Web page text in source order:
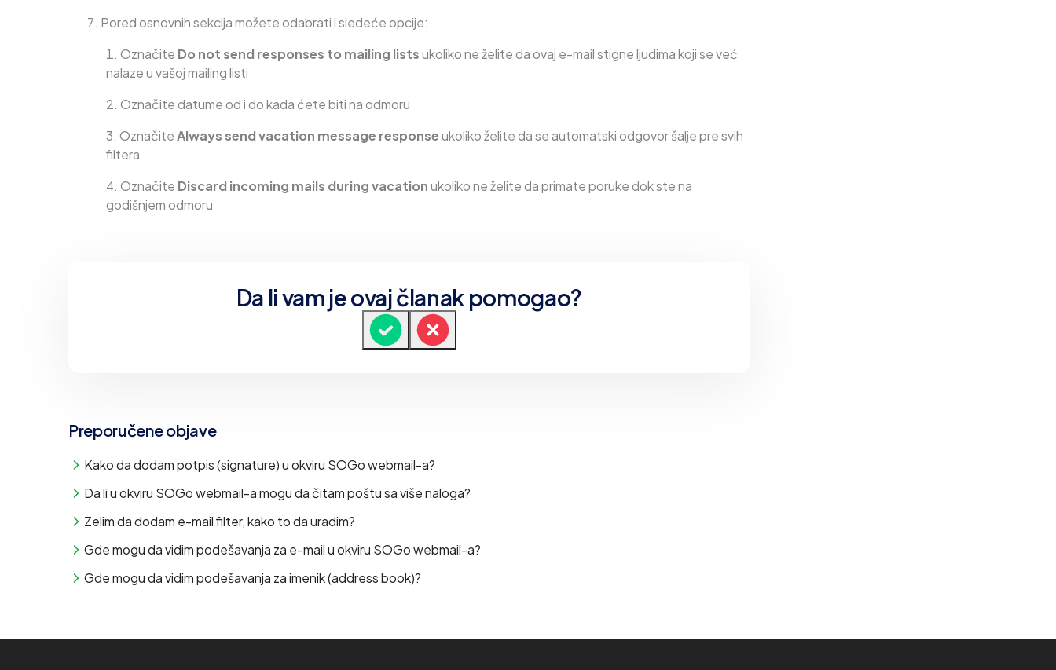
Pored osnovnih sekcija možete odabrati i sledeće opcije:
Označite Do not send responses to mailing listsukoliko ne želite da ovaj e-mail stigne ljudima koji se već
nalaze u vašoj mailing listi
Označite datume od i do kada ćete biti na odmoru
OznačiteAlways send vacation message responseukoliko želite da se automatski odgovor šalje pre svih
filtera
Označite Discard incoming mails during vacationukoliko ne želite da primate poruke dok ste na
godišnjem odmoru
Da li vam je ovaj članak pomogao?
Preporučene objave
Kako da dodam potpis (signature) u okviru SOGo webmail-a?
Da li u okviru SOGo webmail-a mogu da čitam poštu sa više naloga?
Zelim da dodam e-mail filter, kako to da uradim?
Gde mogu da vidim podešavanja za e-mail u okviru SOGo webmail-a?
Gde mogu da vidim podešavanja za imenik (address book)?